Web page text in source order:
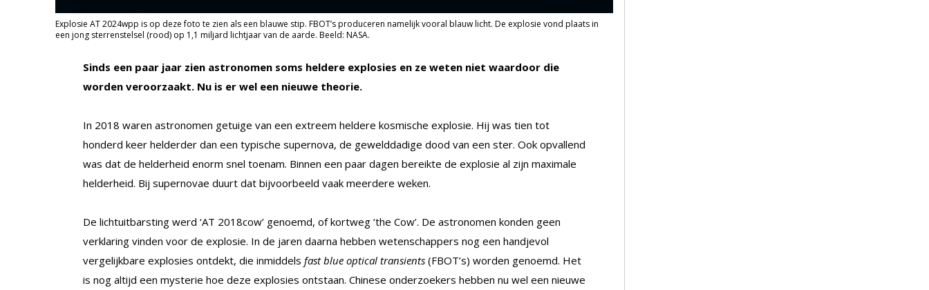
Explosie AT 2024wpp is op deze foto te zien als een blauwe stip. FBOT’s produceren namelijk vooral blauw licht. De explosie vond plaats in
een jong sterrenstelsel (rood) op 1,1 miljard lichtjaar van de aarde. Beeld: NASA.
Sinds een paar jaar zien astronomen soms heldere explosies en ze weten niet waardoor die
worden veroorzaakt. Nu is er wel een nieuwe theorie.
In 2018 waren astronomen getuige van een extreem heldere kosmische explosie. Hij was tien tot
honderd keer helderder dan een typische supernova, de gewelddadige dood van een ster. Ook opvallend
was dat de helderheid enorm snel toenam. Binnen een paar dagen bereikte de explosie al zijn maximale
helderheid. Bij supernovae duurt dat bijvoorbeeld vaak meerdere weken.
De lichtuitbarsting werd ‘AT 2018cow’ genoemd, of kortweg ‘the Cow’. De astronomen konden geen
verklaring vinden voor de explosie. In de jaren daarna hebben wetenschappers nog een handjevol
vergelijkbare explosies ontdekt, die inmiddels fast blue optical transients (FBOT’s) worden genoemd. Het
is nog altijd een mysterie hoe deze explosies ontstaan. Chinese onderzoekers hebben nu wel een nieuwe